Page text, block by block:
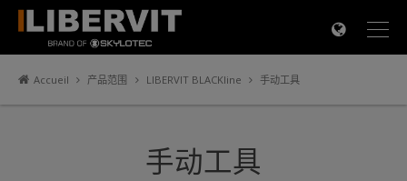
Accueil 产品范围 LIBERVIT BLACKline 手动工具
手动工具